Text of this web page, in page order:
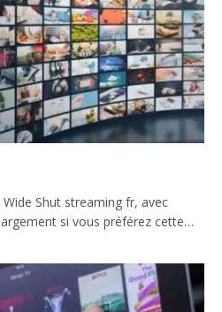
Wide Shut streaming fr, avec
si vous préférez cette…